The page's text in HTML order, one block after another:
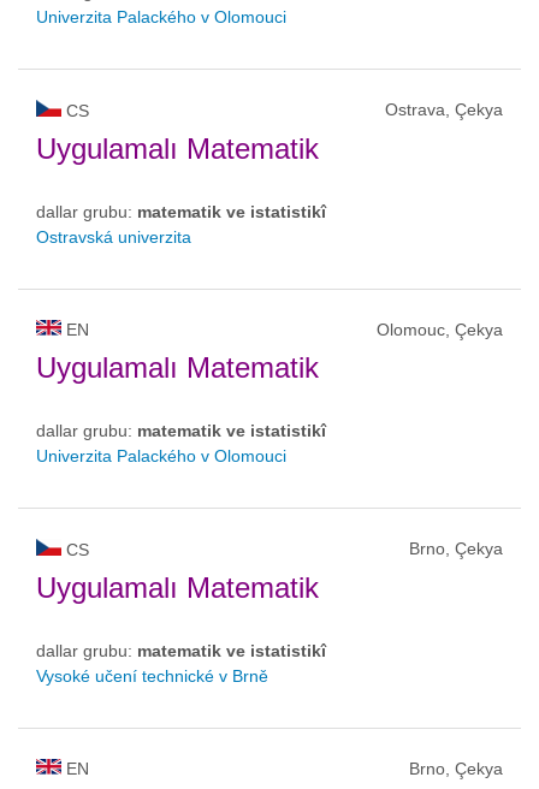
Univerzita Palackého v Olomouci
CS Ostrava, Çekya
Uygulamalı Matematik
dallar grubu: matematik ve istatistikî
Ostravská univerzita
EN Olomouc, Çekya
Uygulamalı Matematik
dallar grubu: matematik ve istatistikî
Univerzita Palackého v Olomouci
CS Brno, Çekya
Uygulamalı Matematik
dallar grubu: matematik ve istatistikî
Vysoké učení technické v Brně
EN Brno, Çekya